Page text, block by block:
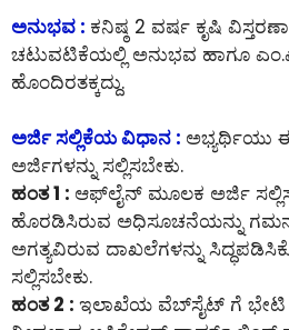
ಅನುಭವ : ಕನಿಷ್ಠ 2 ವರ್ಷ ಕೃಷಿ
ಚಟುವಟಿಕೆಯಲ್ಲಿ ಅನುಭವ ಹಾಗೂ
ಹೊಂದಿರತಕ್ಕದ್ದು.
ಅರ್ಜಿ ಸಲ್ಲಿಕೆಯ ವಿಧಾನ : ಅಭ್ಯರ್ಥಿಯು
ಅರ್ಜಿಗಳನ್ನು ಸಲ್ಲಿಸಬೇಕು.
ಹಂತ 1 : ಆಫ್‌ಲೈನ್‌ ಮೂಲಕ ಅರ್ಜಿ
ಹೊರಡಿಸಿರುವ ಅಧಿಸೂಚನೆಯನ್ನು
ಅಗತ್ಯವಿರುವ ದಾಖಲೆಗಳನ್ನು
ಸಲ್ಲಿಸಬೇಕು.
ಹಂತ 2 : ಇಲಾಖೆಯ ವೆಬ್‌ಸೈಟ್ ಗೆ